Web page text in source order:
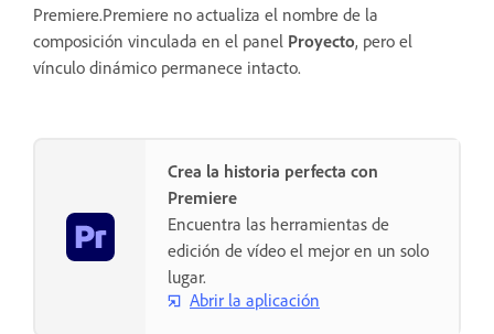
Premiere.Premiere no actualiza el nombre de la
composición vinculada en el panel Proyecto, pero el
vínculo dinámico permanece intacto.
Crea la historia perfecta con
Premiere
Encuentra las herramientas de
edición de vídeo el mejor en un solo
lugar.
Abrir la aplicación